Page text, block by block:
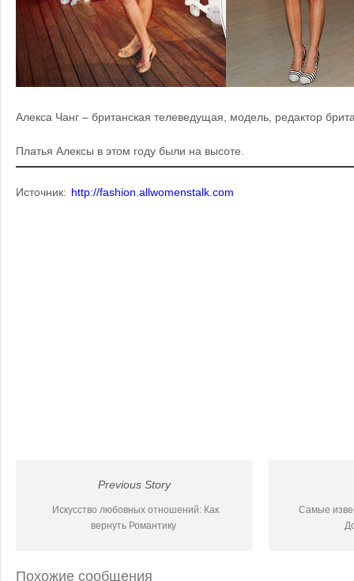
Алекса Чанг – британская телеведущая, модель, редактор
Платья Алексы в этом году были на высоте.
Источник: http://fashion.allwomenstalk.com
Previous Story
Искусство любовных отношений: Как
вернуть Романтику
Самые
Похожие сообщения